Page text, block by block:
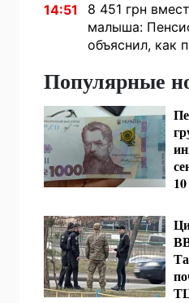
14:51
8 451 грн
малыша:
объяснил, как
Популярные